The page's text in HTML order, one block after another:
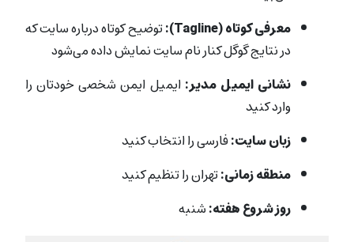
معرفی کوتاه (Tagline):
توضیح کوتاه درباره سایت که
در نتایج گوگل کنار نام سایت نمایش داده می‌شود
نشانی ایمیل مدیر: ایمیل ایمن شخصی خودتان را
وارد کنید
زبان سایت:فارسی را انتخاب کنید
منطقه زمانی:تهران را تنظیم کنید
روز شروع هفته:شنبه